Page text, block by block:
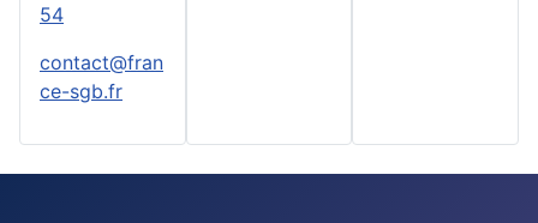
54
contact@fran
ce-sgb.fr